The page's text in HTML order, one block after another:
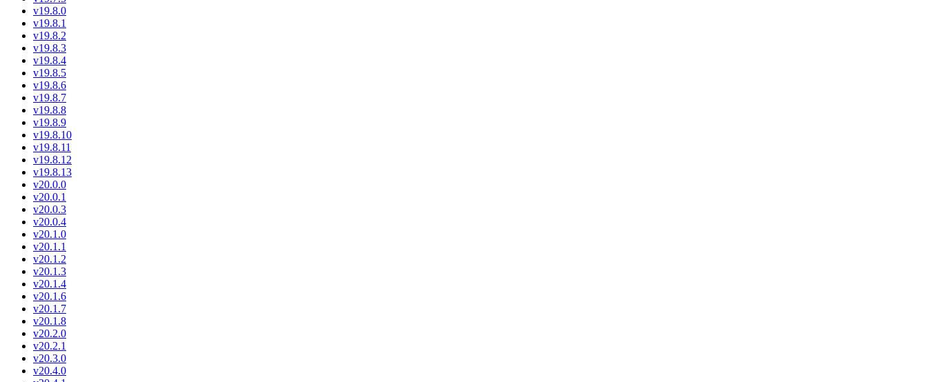
v19.8.0
v19.8.1
v19.8.2
v19.8.3
v19.8.4
v19.8.5
v19.8.6
v19.8.7
v19.8.8
v19.8.9
v19.8.10
v19.8.11
v19.8.12
v19.8.13
v20.0.0
v20.0.1
v20.0.3
v20.0.4
v20.1.0
v20.1.1
v20.1.2
v20.1.3
v20.1.4
v20.1.6
v20.1.7
v20.1.8
v20.2.0
v20.2.1
v20.3.0
v20.4.0